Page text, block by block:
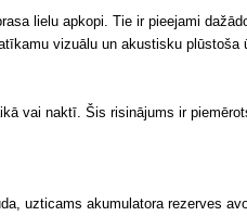
lielu apkopi. Tie ir pieejami
vizuālu un akustisku plūstoša
vai naktī. Šis risinājums ir
uzticams akumulatora rezerves